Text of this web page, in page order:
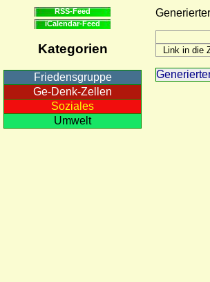
RSS-Feed
iCalendar-Feed
Kategorien
Friedensgruppe
Ge-Denk-Zellen
Soziales
Umwelt